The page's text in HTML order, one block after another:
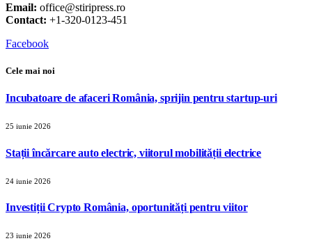
Email: office@stiripress.ro
Contact: +1-320-0123-451
Facebook
Cele mai noi
Incubatoare de afaceri România, sprijin pentru startup-uri
25 iunie 2026
Stații încărcare auto electric, viitorul mobilității electrice
24 iunie 2026
Investiții Crypto România, oportunități pentru viitor
23 iunie 2026